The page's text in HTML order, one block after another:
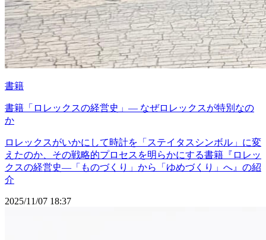
書籍
書籍「ロレックスの経営史」― なぜロレックスが特別なの
か
ロレックスがいかにして時計を「ステイタスシンボル」に変
えたのか、その戦略的プロセスを明らかにする書籍『ロレッ
クスの経営史―「ものづくり」から「ゆめづくり」へ』の紹
介
2025/11/07 18:37